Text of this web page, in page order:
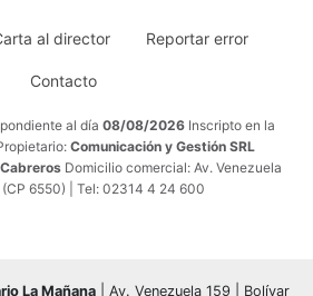
al director Reportar error
Contacto
al día 08/08/2026 Inscripto en la
Propietario:Comunicación y Gestión SRL
Domicilio comercial: Av. Venezuela
6550) | Tel: 02314 4 24 600
La Mañana | Av. Venezuela 159 | Bolívar